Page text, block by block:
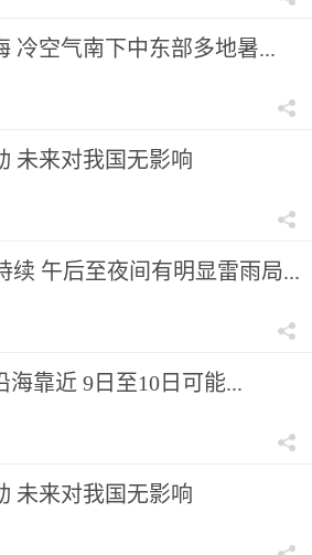
冷空气南下中东部多地暑...
未来对我国无影响
续 午后至夜间有明显雷雨局...
海靠近 9日至10日可能...
未来对我国无影响